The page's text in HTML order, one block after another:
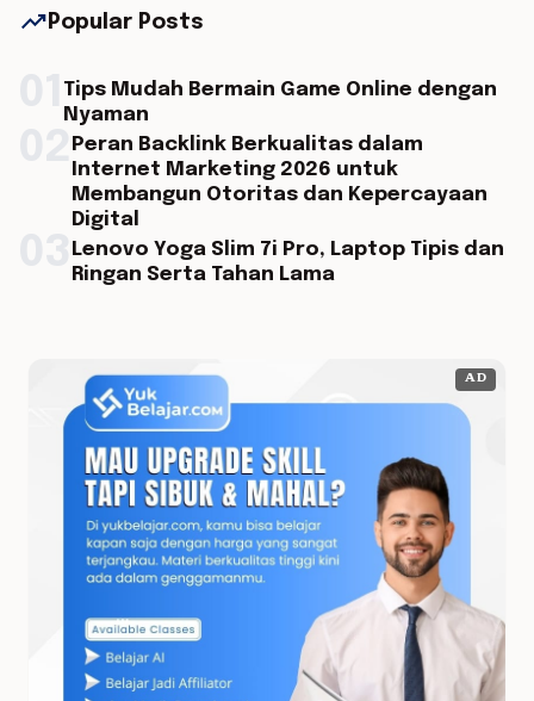
trending_up Popular Posts
Tips Mudah Bermain Game Online dengan
Nyaman
Peran Backlink Berkualitas dalam
Internet Marketing 2026 untuk
Membangun Otoritas dan Kepercayaan
Digital
Lenovo Yoga Slim 7i Pro, Laptop Tipis dan
Ringan Serta Tahan Lama
AD